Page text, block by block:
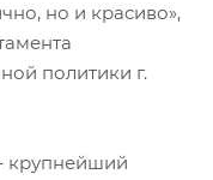
но и красиво»,
политики г.
крупнейший